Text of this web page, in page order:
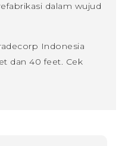
dalam wujud
Indonesia
dan 40 feet. Cek